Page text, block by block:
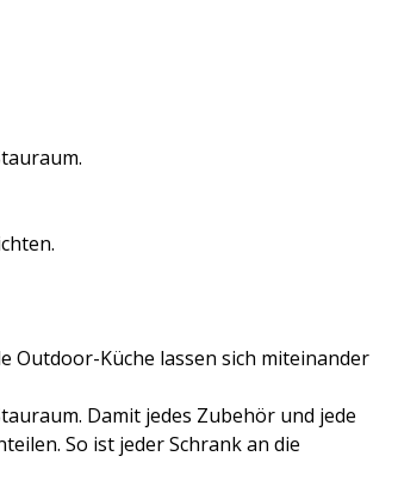
Outdoor-Küche lassen sich miteinander
Damit jedes Zubehör und jede
So ist jeder Schrank an die